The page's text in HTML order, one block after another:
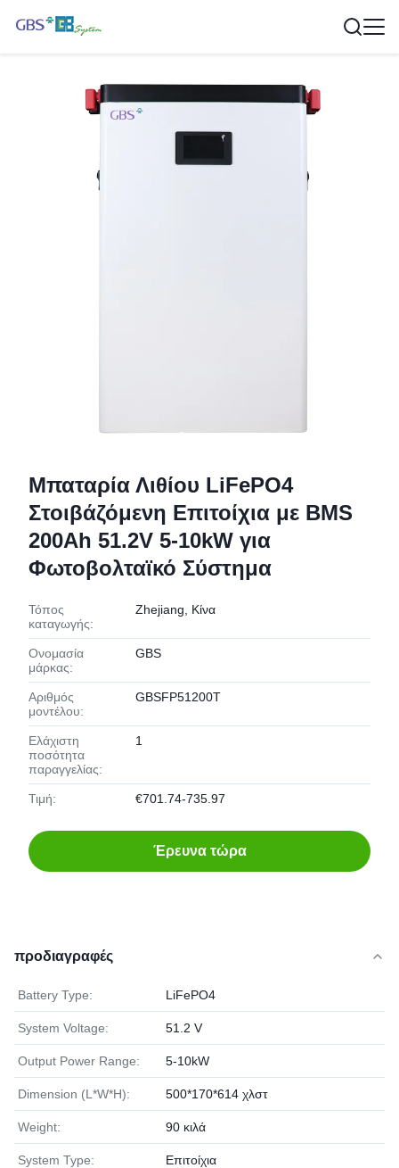
Μπαταρία Λιθίου LiFePO4
Στοιβάζόμενη Επιτοίχια με BMS
200Ah 51.2V 5-10kW για
Φωτοβολταϊκό Σύστημα
Τόπος
καταγωγής:
Zhejiang, Κίνα
Ονομασία
μάρκας:
GBS
Αριθμός
μοντέλου:
GBSFP51200T
Ελάχιστη
ποσότητα
παραγγελίας:
1
Τιμή: €701.74-735.97
Έρευνα τώρα
προδιαγραφές
Battery Type: LiFePO4
System Voltage: 51.2 V
Output Power Range: 5-10kW
Dimension (L*W*H): 500*170*614 χλστ
Weight: 90 κιλά
System Type: Επιτοίχια